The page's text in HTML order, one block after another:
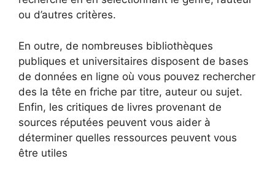
ou d’autres critères.
En outre, de nombreuses bibliothèques
publiques et universitaires disposent de bases
de données en ligne où vous pouvez rechercher
des la tête en friche par titre, auteur ou sujet.
Enfin, les critiques de livres provenant de
sources réputées peuvent vous aider à
déterminer quelles ressources peuvent vous
être utiles